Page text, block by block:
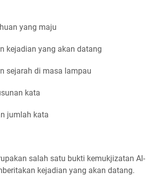
yang maju
kejadian yang akan datang
sejarah di masa lampau
kata
jumlah kata
salah satu bukti kemukjizatan Al-
kejadian yang akan datang.